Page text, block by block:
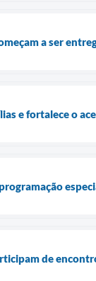
a ser
e fortalece o
de